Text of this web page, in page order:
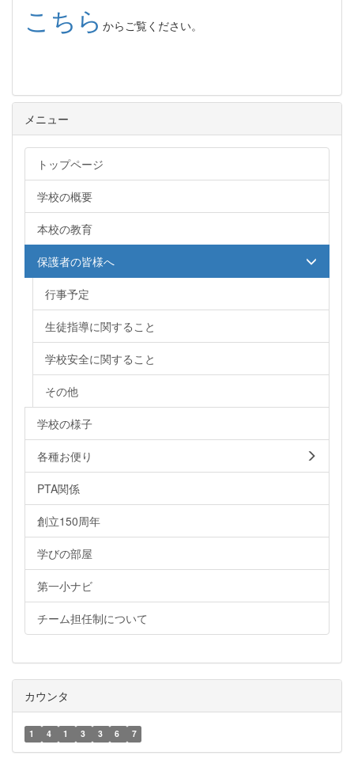
こちら からご覧ください。
メニュー
トップページ
学校の概要
本校の教育
保護者の皆様へ
行事予定
生徒指導に関すること
学校安全に関すること
その他
学校の様子
各種お便り
PTA関係
創立150周年
学びの部屋
第一小ナビ
チーム担任制について
カウンタ
1 4 1 3 3 6 7